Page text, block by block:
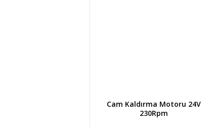
Cam Kaldırma Motoru 24V
230Rpm